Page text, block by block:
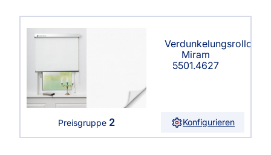
Verdunkelungsrollo
Miram
5501.4627
Preisgruppe 2 Konfigurieren